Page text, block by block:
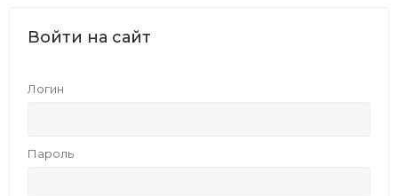
Войти на сайт
Логин
Пароль